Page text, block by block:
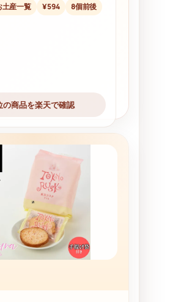
産一覧 ¥594 8個前後
の商品を楽天で確認